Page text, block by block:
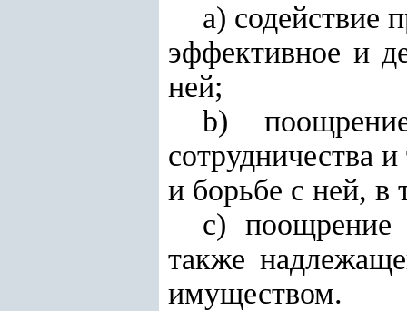
а) содействие
эффективное и
ней;
b)
сотрудничества
и борьбе с ней, в
с) поощрение
также
имуществом.